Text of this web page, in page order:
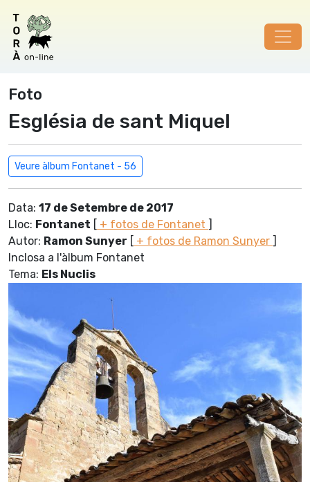
Foto
Església de sant Miquel
Veure àlbum Fontanet - 56
Data: 17 de Setembre de 2017
Lloc: Fontanet [ + fotos de Fontanet ]
Autor: Ramon Sunyer [ + fotos de Ramon Sunyer ]
Inclosa a l'àlbum Fontanet
Tema: Els Nuclis